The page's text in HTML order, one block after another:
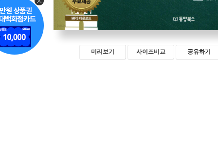
미리보기 사이즈비교 공유하기